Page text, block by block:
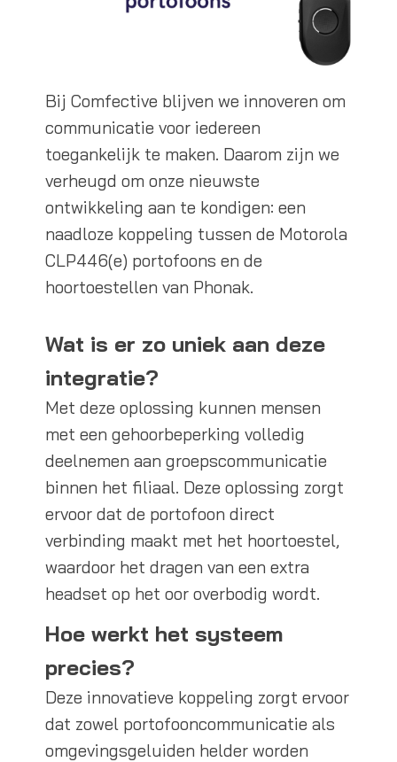
Bij Comfective blijven we innoveren om
communicatie voor iedereen
toegankelijk te maken. Daarom zijn we
verheugd om onze nieuwste
ontwikkeling aan te kondigen: een
naadloze koppeling tussen de Motorola
CLP446(e) portofoons en de
hoortoestellen van Phonak.
Wat is er zo uniek aan deze
integratie?
Met deze oplossing kunnen mensen
met een gehoorbeperking volledig
deelnemen aan groepscommunicatie
binnen het filiaal. Deze oplossing zorgt
ervoor dat de portofoon direct
verbinding maakt met het hoortoestel,
waardoor het dragen van een extra
headset op het oor overbodig wordt.
Hoe werkt het systeem
precies?
Deze innovatieve koppeling zorgt ervoor
dat zowel portofooncommunicatie als
omgevingsgeluiden helder worden